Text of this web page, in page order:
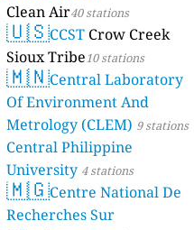
Clean Air40 stations
🇺🇸CCST Crow Creek
Sioux Tribe10 stations
🇲🇳Central Laboratory
Of Environment And
Metrology (CLEM) 9 stations
Central Philippine
University 4 stations
🇲🇬Centre National De
Recherches Sur